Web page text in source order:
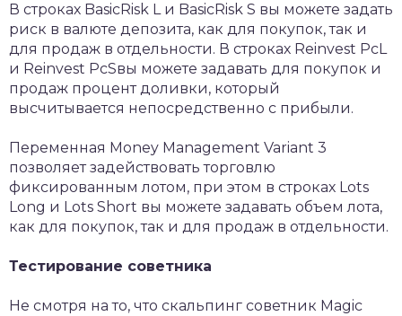
В строках BasicRisk L и BasicRisk S вы можете задать
риск в валюте депозита, как для покупок, так и
для продаж в отдельности. В строках Reinvest PcL
и Reinvest PcSвы можете задавать для покупок и
продаж процент доливки, который
высчитывается непосредственно с прибыли.
Переменная Money Management Variant 3
позволяет задействовать торговлю
фиксированным лотом, при этом в строках Lots
Long и Lots Short вы можете задавать объем лота,
как для покупок, так и для продаж в отдельности.
Тестирование советника
Не смотря на то, что скальпинг советник Magic